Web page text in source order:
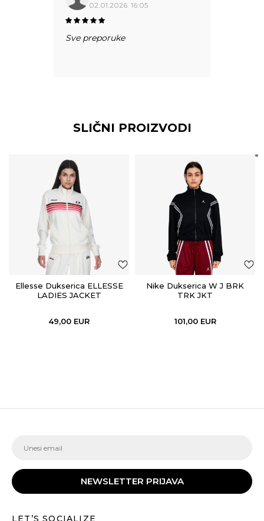
02.01.2026. 16:05
Sve preporuke
SLIČNI PROIZVODI
Ellesse Dukserica ELLESSE
LADIES JACKET
49,00 EUR
Nike Dukserica W J BRK
TRK JKT
101,00 EUR
NEWSLETTER PRIJAVA
LET’S SOCIALIZE